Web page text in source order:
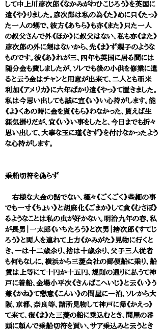
して中上川彦次郎《なかみがわひこじろう》を英国に
遣《や》りました。彦次郎は私の為《た》めに只《たっ》
た一人の甥で、彼方《あちら》も亦《また》只た一人
の叔父さんで外《ほか》に叔父はない、私も亦《また》
彦次郎の外に甥はないから、先《ま》ず親子のような
ものです。彼《あ》れが三、四年も英国に居る間には
随分金も費しましたが、ソレでも後の小供を修業に遣
ると云う金はチャンと用意が出来て、二人とも亜米
利加《アメリカ》に六年ばかり遣《やっ》て置きました。
私は今思い出しても誠に宜《い》い心持がします。能
《よ》くあの時に金を貰《もら》わなかった、貰えば生
涯気掛りだが、宜《い》い事をしたと、今日までも折々
思い出して、大事な玉に瑾《きず》を付けなかったよう
な心持がします。
乗船切符を偽らず
右様な大金の話でない、極々《ごくごく》些細の事
でも一寸《ちょい》と胡麻化《ごまか》して貪《むさぼ》
るようなことは私の虫が好かない。明治九年の春、私
が長男｜一太郎《いちたろう》と次男｜捨次郎《すてじ
ろう》と両人を連れて上方《かみがた》見物に行くと
き、一は十二歳余り、捨は十歳余り、父子三人従者
も何もなしに、横浜から三菱会社の郵便船に乗り、船
賃は上等にて十円か十五円、規則の通りに払うて神
戸に着船、金場小平次《きんばこへいじ》と云《い》う
兼《かね》て懇意《こんい》の問屋に一泊、ソレから大
阪、京都、奈良等、諸所見物して神戸に帰《かえっ》
て来て、復《ま》た三菱の船に乗込むとき、問屋の番
頭に頼んで乗船切符を買い、サア乗込みと云うとき